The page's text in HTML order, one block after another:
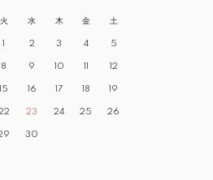
火 水 木 金 土
1 2 3 4 5
8 9 10 11 12
15 16 17 18 19
23 24 25 26
30